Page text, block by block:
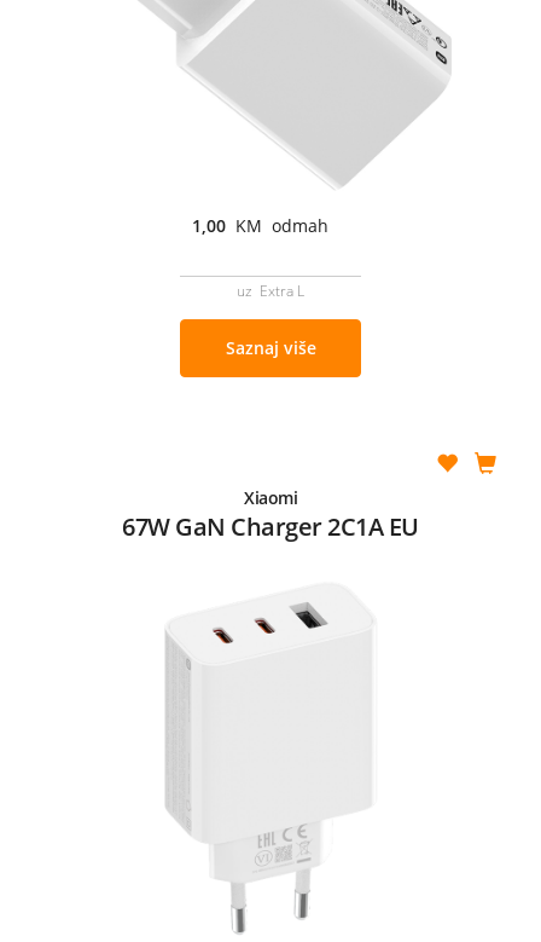
1,00 KM odmah
uz Extra L
Saznaj više
Xiaomi
67W GaN Charger 2C1A EU